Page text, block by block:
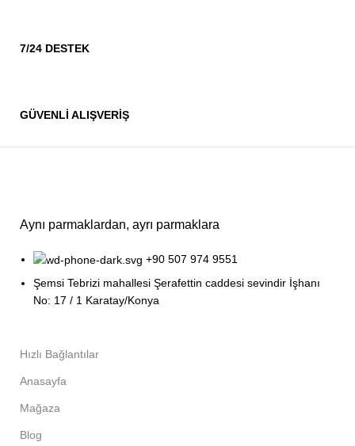
7/24 DESTEK
GÜVENLİ ALIŞVERİŞ
Aynı parmaklardan, ayrı parmaklara
+90 507 974 9551
Şemsi Tebrizi mahallesi Şerafettin caddesi sevindir İşhanı
No: 17 / 1 Karatay/Konya
Hızlı Bağlantılar
Anasayfa
Mağaza
Blog